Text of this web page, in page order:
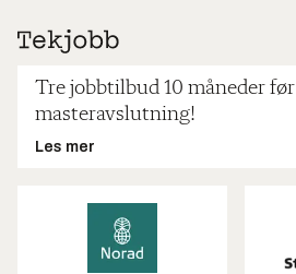
Tre jobbtilbud 10 måneder før
masteravslutning!
Les mer